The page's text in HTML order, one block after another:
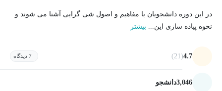
در این دوره دانشجویان با مفاهیم و اصول شی گرایی آشنا می شوند و
نحوه پیاده سازی این... بیشتر
4.7
(21) 7 دیدگاه
3,046دانشجو